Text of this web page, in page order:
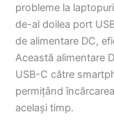
probleme la
de-al doilea port
de alimentare DC,
Această alimentare
USB-C către
permițând
același timp.